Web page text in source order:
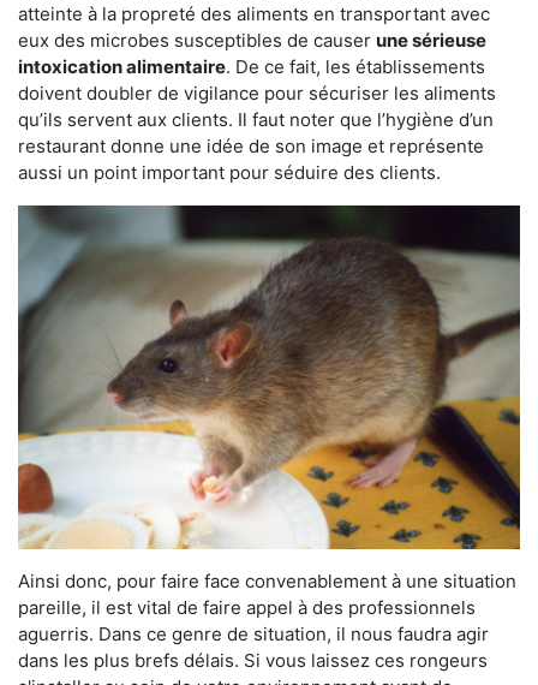
atteinte à la propreté des aliments en transportant avec
eux des microbes susceptibles de causer une sérieuse
intoxication alimentaire. De ce fait, les établissements
doivent doubler de vigilance pour sécuriser les aliments
qu’ils servent aux clients. Il faut noter que l’hygiène d’un
restaurant donne une idée de son image et représente
aussi un point important pour séduire des clients.
Ainsi donc, pour faire face convenablement à une situation
pareille, il est vital de faire appel à des professionnels
aguerris. Dans ce genre de situation, il nous faudra agir
dans les plus brefs délais. Si vous laissez ces rongeurs